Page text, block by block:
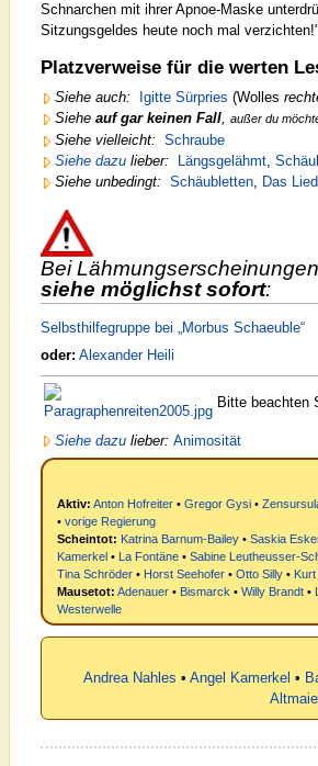
Schnarchen mit ihrer Apnoe-Maske
Sitzungsgeldes heute noch mal
Platzverweise für die werten
Siehe auch: Igitte Sürpries (Wolles
Siehe auf gar keinen Fall außer du
Siehe vielleicht: Schraube
Siehe dazu lieber: Längsgelähmt
Siehe unbedingt: Schäubletten Das
Bei
siehe möglichst sofort:
Selbsthilfegruppe bei „Morbus Schaeuble“
oder: Alexander Heili
Bitte beachten
Siehe dazu lieber: Animosität
Aktiv: Anton Hofreiter• Gregor Gysi•
• vorige Regierung
Scheintot: Katrina Barnum-Bailey• Saskia
Kamerkel• La Fontäne• Sabine Leutheusser-
Tina Schröder• Horst Seehofer• Otto Silly• Kurt
Mausetot: Adenauer• Bismarck • Willy Brandt•
Westerwelle
Andrea Nahles • Angel Kamerkel •